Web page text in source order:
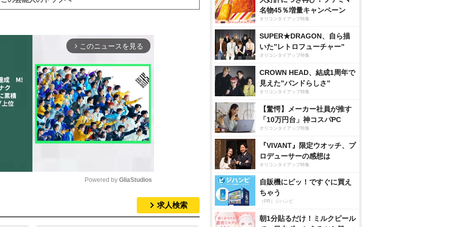
arrow_forward_ios このニュースを見る
Powered by GliaStudios
求人検索
名物45％増量キャンペーン
オリコンタイアップ特集
SUPER★DRAGON、自ら描
いた”レトロフューチャー”
オリコンタイアップ特集
CROWN HEAD、結成1周年で
見えた”バンドらしさ”
オリコンタイアップ特集
【驚愕】メーカー社員が推す
「10万円台」神コスパPC
オリコンタイアップ特集
『VIVANT』限定ウオッチ、プ
ロデューサーの感想は
オリコンタイアップ特集
自販機にピッ！ですぐに買え
ちゃう
（PR）ジハンピ
朝1分貼るだけ！ミルクピール